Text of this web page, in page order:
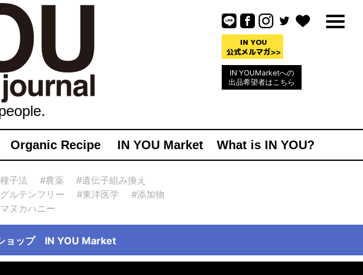
IN YOUMarketへの
出品希望者はこちら
Organic Recipe IN YOU Market What is IN YOU?
子法 #農薬
#遺伝子組み換え
ルテンフリー
#東洋医学
#添加物
ヌカハニー
ョップ IN YOU Market